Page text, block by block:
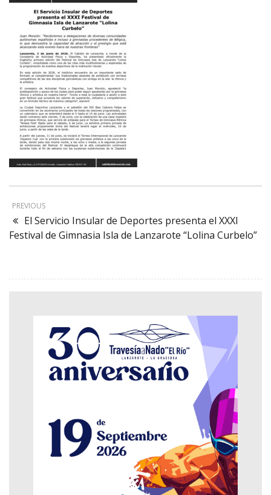
PREVIOUS
El Servicio Insular de Deportes presenta el XXXI
Festival de Gimnasia Isla de Lanzarote “Lolina Curbelo”